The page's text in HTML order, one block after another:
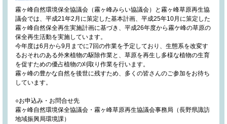
霧ヶ峰自然環境保全協議会（霧ヶ峰みらい協議会）と霧ヶ峰草原再生協
議会では、平成21年2月に策定した基本計画、平成25年10月に策定した
霧ヶ峰自然保全再生実施計画に基づき、平成26年度から霧ケ峰の草原の
保全再生活動を実施しています。
今年度は6月から9月までに7回の作業を予定しており、生態系を改変す
るおそれのある外来植物の駆除作業と、草原を再生し多様な植物の生育
を促すための優占植物の刈取り作業を行います。
霧ヶ峰の豊かな自然を後世に残すため、多くの皆さんのご参加をお待ち
しています。
○お申込み・お問合せ先
霧ヶ峰自然環境保全協議会・霧ヶ峰草原再生協議会事務局（長野県諏訪
地域振興局環境課）